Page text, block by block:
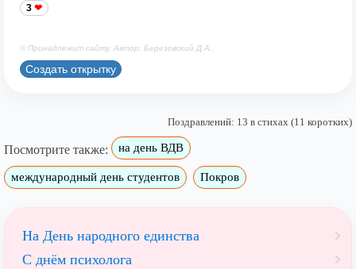
3
© Принадлежит сайту. Автор: Березовский Д.А.
Создать открытку
Поздравлений: 13 в стихах (11 коротких)
Посмотрите также: на день ВДВ
международный день студентов Покров
На День народного единства
С днём психолога